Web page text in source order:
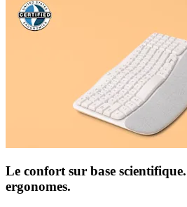
Le confort sur base
ergonomes.